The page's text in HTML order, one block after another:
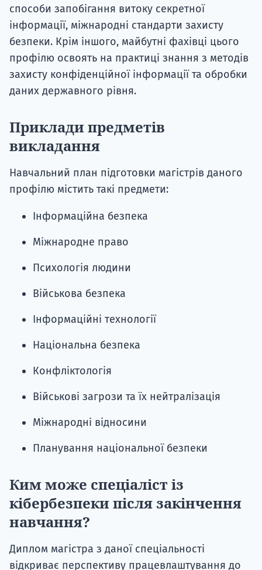
способи запобігання витоку секретної
інформації, міжнародні стандарти захисту
безпеки. Крім іншого, майбутні фахівці цього
профілю освоять на практиці знання з методів
захисту конфіденційної інформації та обробки
даних державного рівня.
Приклади предметів
викладання
Навчальний план підготовки магістрів даного
профілю містить такі предмети:
Інформаційна безпека
Міжнародне право
Психологія людини
Військова безпека
Інформаційні технології
Національна безпека
Конфліктологія
Військові загрози та їх нейтралізація
Міжнародні відносини
Планування національної безпеки
Ким може спеціаліст із
кібербезпеки після закінчення
навчання?
Диплом магістра з даної спеціальності
відкриває перспективу працевлаштування до